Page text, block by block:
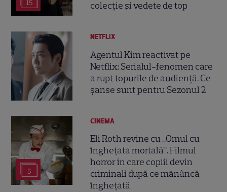
15
colecție și vedete de top
NETFLIX
Agentul Kim reactivat pe
Netflix: Serialul-fenomen care
a rupt topurile de audiență. Ce
șanse sunt pentru Sezonul 2
5
CINEMA
Eli Roth revine cu „Omul cu
înghețata mortală”. Filmul
horror în care copiii devin
criminali după ce mănâncă
înghețată